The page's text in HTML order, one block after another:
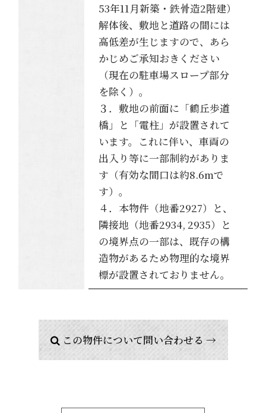
53年11月新築・鉄骨造2階建）
解体後、敷地と道路の間には
高低差が生じますので、あら
かじめご承知おきください
（現在の駐車場スロープ部分
を除く）。
３．敷地の前面に「鶴丘歩道
橋」と「電柱」が設置されて
います。これに伴い、車両の
出入り等に一部制約がありま
す（有効な間口は約8.6mで
す）。
４．本物件（地番2927）と、
隣接地（地番2934, 2935）と
の境界点の一部は、既存の構
造物があるため物理的な境界
標が設置されておりません。
この物件について問い合わせる →